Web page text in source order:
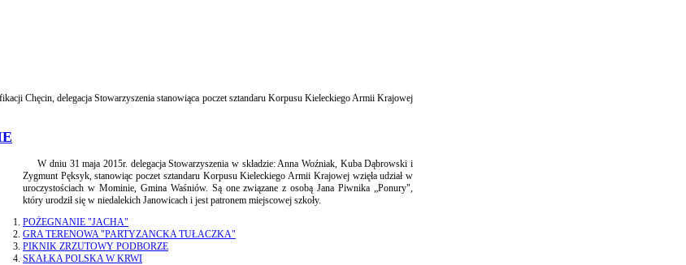
Chęcin, delegacja Stowarzyszenia stanowiąca poczet sztandaru Korpusu Kieleckiego Armii Krajowej
W dniu 31 maja 2015r. delegacja Stowarzyszenia w składzie: Anna Woźniak, Kuba Dąbrowski i
Zygmunt Pęksyk, stanowiąc poczet sztandaru Korpusu Kieleckiego Armii Krajowej wzięła udział w
uroczystościach w Mominie, Gmina Waśniów. Są one związane z osobą Jana Piwnika „Ponury",
który urodził się w niedalekich Janowicach i jest patronem miejscowej szkoły.
POŻEGNANIE "JACHA"
GRA TERENOWA "PARTYZANCKA TUŁACZKA"
PIKNIK ZRZUTOWY PODBORZE
SKAŁKA POLSKA W KRWI